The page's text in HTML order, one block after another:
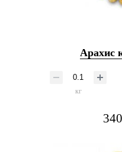
Арахис
кг